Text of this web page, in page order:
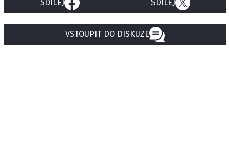
SDÍLEJ SDÍLEJ
VSTOUPIT DO DISKUZE